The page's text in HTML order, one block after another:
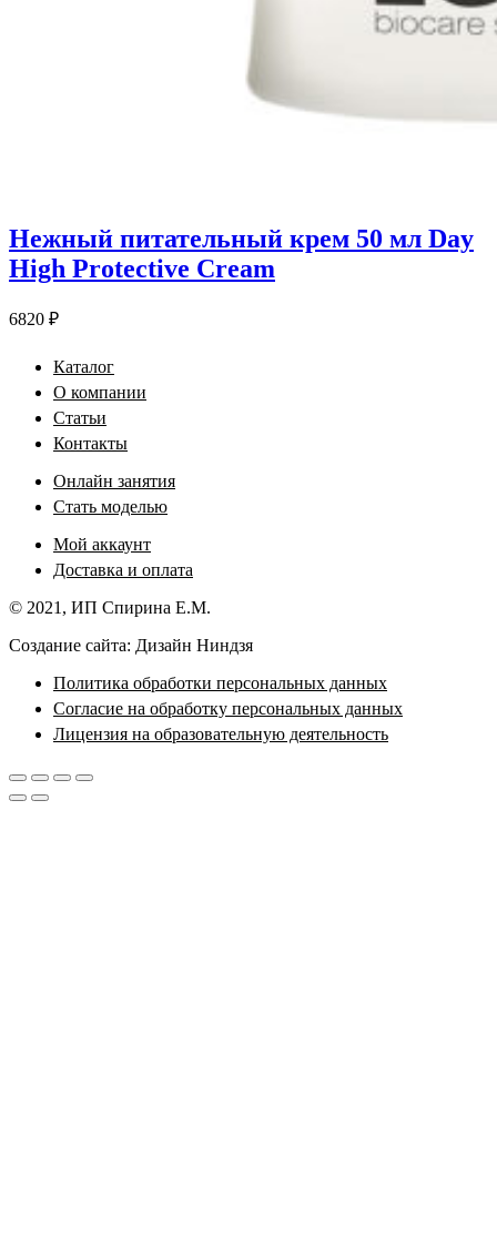
Нежный питательный крем 50 мл Day
High Protective Cream
6820 ₽
Каталог
О компании
Статьи
Контакты
Онлайн занятия
Стать моделью
Мой аккаунт
Доставка и оплата
© 2021, ИП Спирина Е.М.
Создание сайта: Дизайн Ниндзя
Политика обработки персональных данных
Согласие на обработку персональных данных
Лицензия на образовательную деятельность